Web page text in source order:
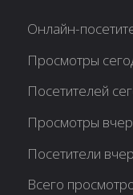
Онлайн-
Просмотры
Посетителей
Просмотры
Посетители
Всего